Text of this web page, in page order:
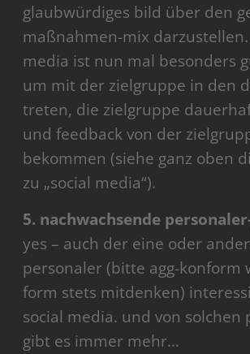
glaubwürdiges bild über den
maßnahmen-mix
media ist nun mal besonders
um mit der zielgruppe in den
treten, die zielgruppe
und feedback von der
bekommen (siehe ganz oben
zu „social media“).
5. nachwachsende
yes – auch der eine oder
personaler (bitte agg-konform
form stets mitdenken)
social media. und von solchen
gibt es immer mehr…